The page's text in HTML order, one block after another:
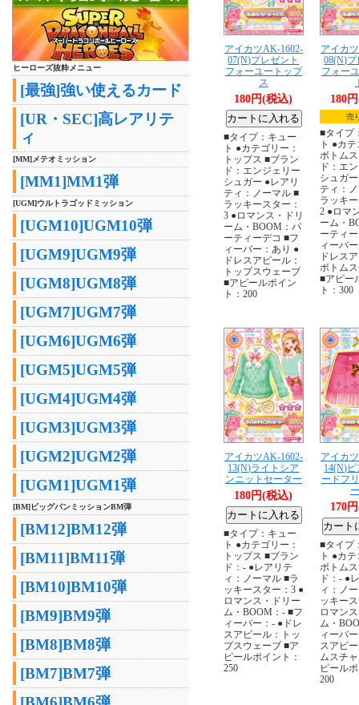
ヒーローズ抜粋メニュー
[最強]強い使えるカード
[UR・SEC]高レアリテ
ィ
[MM]メテオミッション
[MM1]MM1弾
[UGM]ウルトラゴッドミッション
[UGM10]UGM10弾
[UGM9]UGM9弾
[UGM8]UGM8弾
[UGM7]UGM7弾
[UGM6]UGM6弾
[UGM5]UGM5弾
[UGM4]UGM4弾
[UGM3]UGM3弾
[UGM2]UGM2弾
[UGM1]UGM1弾
[BM]ビッグバンミッションBM弾
[BM12]BM12弾
[BM11]BM11弾
[BM10]BM10弾
[BM9]BM9弾
[BM8]BM8弾
[BM7]BM7弾
アイカツAK-1602-
07(N)プレゼント
フォーユートップ
ス
180円(税込)
■タイプ：キュー
ト ●カテゴリー：
トップス ■ブラン
ド：エンジェリー
シュガー ●レアリ
ティ：ノーマル ■
ラッキースター：
3 ●ロマンス・ドリ
ーム・BOOM：パ
ーティーデコ ■フ
ィーバー：あり ●
ドレスアピール：
トップスウェーブ
■アピールポイン
ト：200
アイカ
08(N)
フォー
180
売
■タイプ
ト ●カ
ボトム
ド：エ
シュガ
ティ：
ラッキ
2 ●ロマ
ーム・
ーティ
ィーバ
ドレス
ボトム
■アピー
ト：300
アイカツAK-1602-
13(N)ライトシア
ンニットセーター
180円(税込)
■タイプ：キュー
ト ●カテゴリー：
トップス ■ブラン
ド：- ●レアリテ
ィ：ノーマル ■ラ
ッキースター：3 ●
ロマンス・ドリー
ム・BOOM：- ■フ
ィーバー：- ●ドレ
スアピール：トッ
プスウェーブ ■ア
ピールポイント：
250
アイカ
14(N)
ードフ
170
■タイプ
ト ●カ
ボトム
ド：- ●
ィ：ノ
ッキー
ロマン
ム・
ィーバ
スアピ
ムスチ
ピール
200